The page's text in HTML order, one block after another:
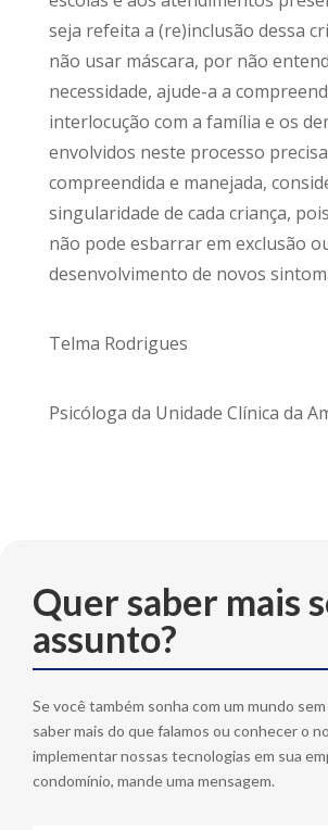
seja refeita a (re)inclusão dessa
não usar máscara, por não
necessidade, ajude-a a
interlocução com a família e os
envolvidos neste processo
compreendida e manejada,
singularidade de cada criança,
não pode esbarrar em exclusão
desenvolvimento de novos
Telma Rodrigues
Psicóloga da Unidade Clínica da
Quer saber mais
assunto?
Se você também sonha com um mundo
saber mais do que falamos ou conhecer o
implementar nossas tecnologias em sua
condomínio, mande uma mensagem.